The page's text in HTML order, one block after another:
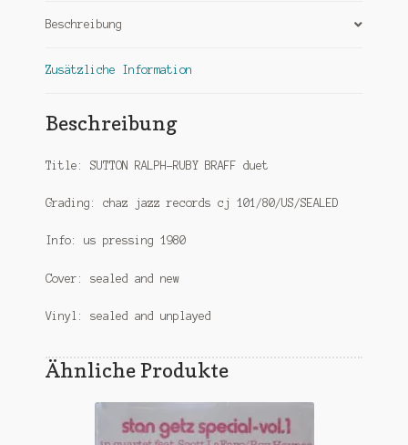
Beschreibung
Zusätzliche Information
Beschreibung
Title: SUTTON RALPH-RUBY BRAFF duet
Grading: chaz jazz records cj 101/80/US/SEALED
Info: us pressing 1980
Cover: sealed and new
Vinyl: sealed and unplayed
Ähnliche Produkte